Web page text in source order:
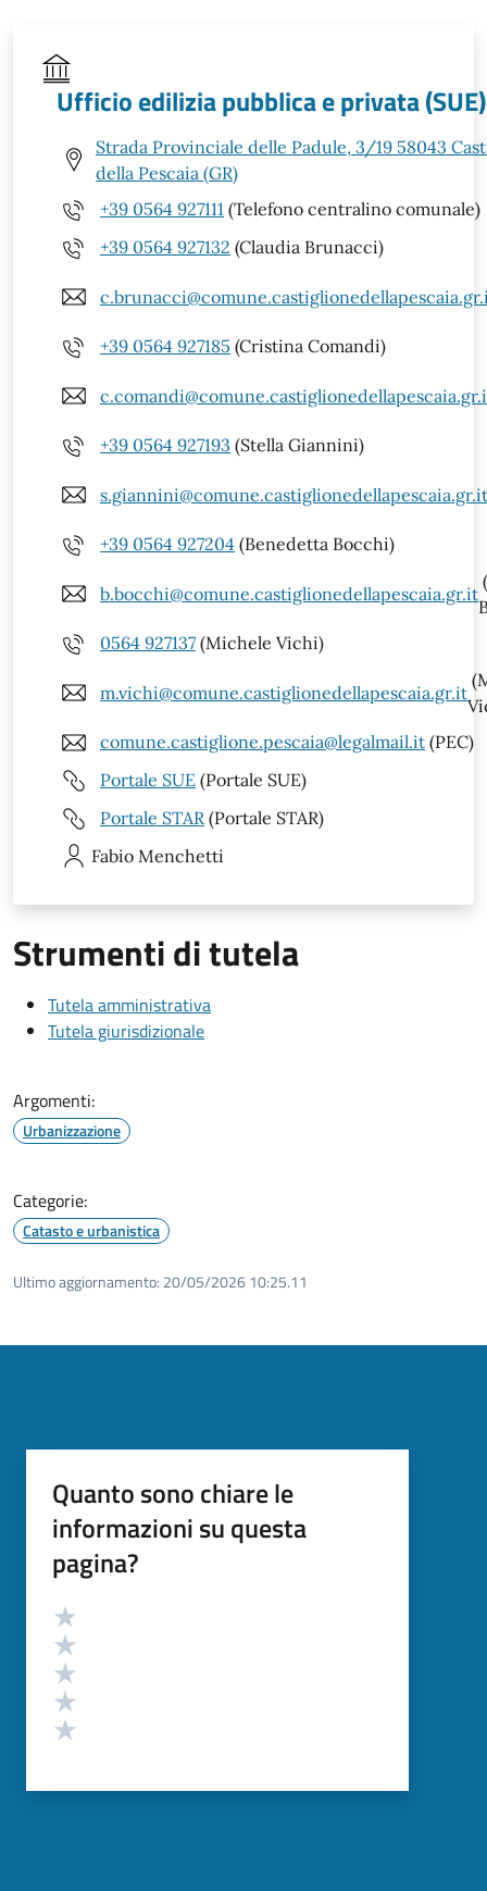
Ufficio edilizia pubblica e privata (SUE)
Strada Provinciale delle Padule, 3/19 58043
della Pescaia (GR)
+39 0564 927111 (Telefono centralino comunale)
+39 0564 927132 (Claudia Brunacci)
+39 0564 927185 (Cristina Comandi)
+39 0564 927193 (Stella Giannini)
s.giannini@comune.castiglionedellapescaia.gr.it
+39 0564 927204 (Benedetta Bocchi)
b.bocchi@comune.castiglionedellapescaia.gr.it
0564 927137 (Michele Vichi)
m.vichi@comune.castiglionedellapescaia.gr.it
comune.castiglione.pescaia@legalmail.it (PEC)
Portale SUE (Portale SUE)
Portale STAR (Portale STAR)
Fabio Menchetti
Strumenti di tutela
Tutela amministrativa
Tutela giurisdizionale
Argomenti:
Urbanizzazione
Categorie:
Catasto e urbanistica
Ultimo aggiornamento: 20/05/2026 10:25.11
Quanto sono chiare le
informazioni su questa
pagina?
Valutazione